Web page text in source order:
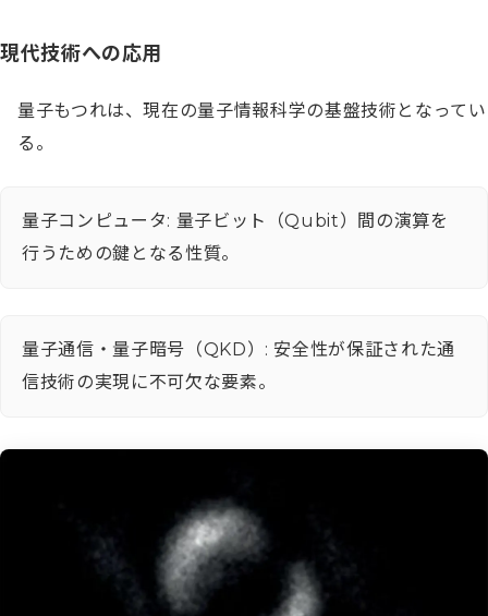
現代技術への応用
量子もつれは、現在の量子情報科学の基盤技術となってい
る。
量子コンピュータ: 量子ビット（Qubit）間の演算を
行うための鍵となる性質。
量子通信・量子暗号（QKD）: 安全性が保証された通
信技術の実現に不可欠な要素。